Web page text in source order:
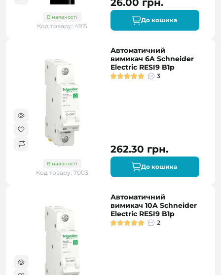
В наявності
Код товару: 4915
26.00 грн.
До кошика
В наявності
Код товару: 7003
Автоматичний
вимикач 6A Schneider
Electric RESI9 B1р
3
262.30 грн.
До кошика
Автоматичний
вимикач 10A Schneider
Electric RESI9 B1р
2